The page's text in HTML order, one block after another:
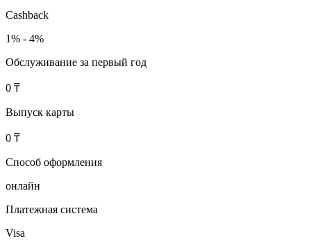
Cashback
1% - 4%
Обслуживание за первый год
0 ₸
Выпуск карты
0 ₸
Способ оформления
онлайн
Платежная система
Visa